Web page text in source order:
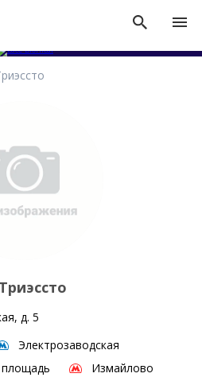
д. 5
Электрозаводская
Измайлово